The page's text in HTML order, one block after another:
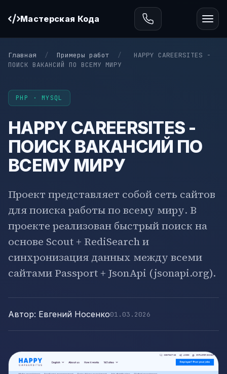
Мастерская Кода
Главная / Примеры работ /
HAPPY CAREERSITES -
ПОИСК ВАКАНСИЙ ПО ВСЕМУ МИРУ
PHP · MYSQL
HAPPY CAREERSITES -
ПОИСК ВАКАНСИЙ ПО
ВСЕМУ МИРУ
Проект представляет собой сеть сайтов
для поиска работы по всему миру. В
проекте реализован быстрый поиск на
основе Scout + RediSearch и
синхронизация данных между всеми
сайтами Passport + JsonApi (jsonapi.org).
Автор: Евгений Носенко01.03.2026